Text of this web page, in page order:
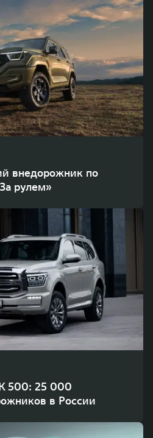
внедорожник по
рулем»
500: 25 000
в России